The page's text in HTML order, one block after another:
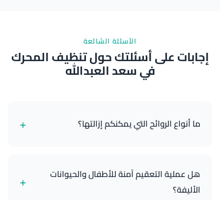
الأسئلة الشائعة
إجابات على أسئلتك حول تنظيف المحرك
في سعد العبدالله
ما أنواع الروائح التي يمكنكم إزالتها؟ +
ذلك الدخان، الحيوانات الأليفة، الطعام، العفن، والرطوبة
العامة. معالجة الأوزون لدينا تستهدف وتحيد الجزيئات
المسببة للرائحة.
هل عملية التعقيم آمنة للأطفال والحيوانات
الأليفة؟
+